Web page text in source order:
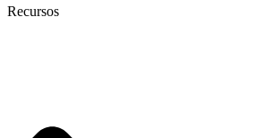
Recursos